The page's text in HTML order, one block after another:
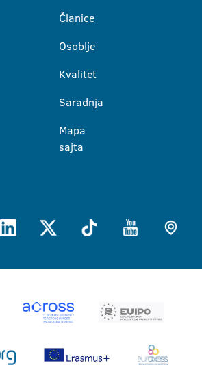
Članice
Osoblje
Kvalitet
Saradnja
Mapa
sajta